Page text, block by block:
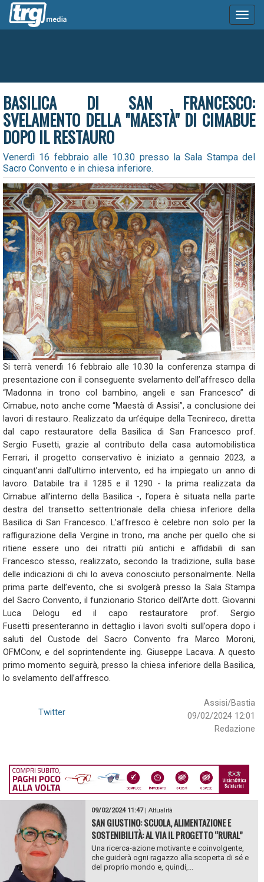
BASILICA DI SAN FRANCESCO:
SVELAMENTO DELLA "MAESTÀ" DI CIMABUE
DOPO IL RESTAURO
Venerdì 16 febbraio alle 10.30 presso la Sala Stampa del
Sacro Convento e in chiesa inferiore.
Si terrà venerdì 16 febbraio alle 10.30 la conferenza stampa di
presentazione con il conseguente svelamento dell’affresco della
“Madonna in trono col bambino, angeli e san Francesco” di
Cimabue, noto anche come “Maestà di Assisi”, a conclusione dei
lavori di restauro. Realizzato da un’équipe della Tecnireco, diretta
dal capo restauratore della Basilica di San Francesco prof.
Sergio Fusetti, grazie al contributo della casa automobilistica
Ferrari, il progetto conservativo è iniziato a gennaio 2023, a
cinquant’anni dall’ultimo intervento, ed ha impiegato un anno di
lavoro. Databile tra il 1285 e il 1290 - la prima realizzata da
Cimabue all’interno della Basilica -, l’opera è situata nella parte
destra del transetto settentrionale della chiesa inferiore della
Basilica di San Francesco. L’affresco è celebre non solo per la
raffigurazione della Vergine in trono, ma anche per quello che si
ritiene essere uno dei ritratti più antichi e affidabili di san
Francesco stesso, realizzato, secondo la tradizione, sulla base
delle indicazioni di chi lo aveva conosciuto personalmente. Nella
prima parte dell’evento, che si svolgerà presso la Sala Stampa
del Sacro Convento, il funzionario Storico dell’Arte dott. Giovanni
Luca Delogu ed il capo restauratore prof. Sergio
Fusetti presenteranno in dettaglio i lavori svolti sull’opera dopo i
saluti del Custode del Sacro Convento fra Marco Moroni,
OFMConv, e del soprintendente ing. Giuseppe Lacava. A questo
primo momento seguirà, presso la chiesa inferiore della Basilica,
lo svelamento dell’affresco.
Assisi/Bastia
09/02/2024 12:01
Redazione
Twitter
09/02/2024 11:47| Attualità
SAN GIUSTINO: SCUOLA, ALIMENTAZIONE E
SOSTENIBILITÀ: AL VIA IL PROGETTO “RURAL”
Una ricerca-azione motivante e coinvolgente,
che guiderà ogni ragazzo alla scoperta di sé e
del proprio mondo e, quindi,...